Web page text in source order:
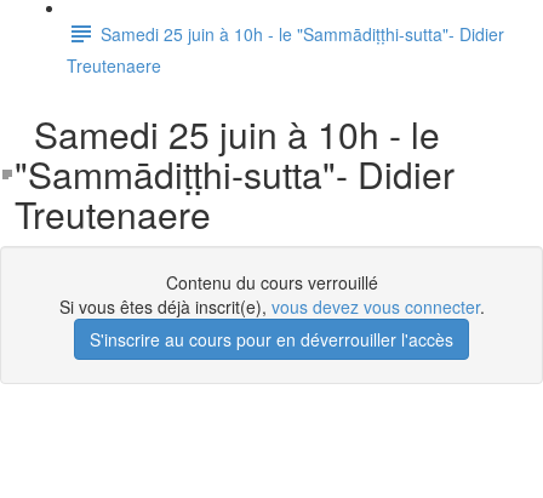
Samedi 25 juin à 10h - le "Sammādiṭṭhi-sutta"- Didier
Treutenaere
Samedi 25 juin à 10h - le
"Sammādiṭṭhi-sutta"- Didier
Treutenaere
Contenu du cours verrouillé
Si vous êtes déjà inscrit(e), vous devez vous connecter.
S'inscrire au cours pour en déverrouiller l'accès